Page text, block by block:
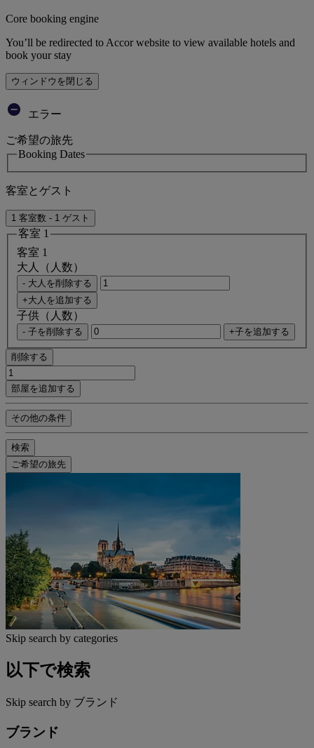
Core booking engine
You’ll be redirected to Accor website to view available hotels and
book your stay
ウィンドウを閉じる
エラー
ご希望の旅先
Booking Dates
客室とゲスト
1 客室数 - 1 ゲスト
客室 1
客室 1
大人（人数）
- 大人を削除する
+大人を追加する
子供（人数）
- 子を削除する +子を追加する
削除する
部屋を追加する
その他の条件
検索
ご希望の旅先
Skip search by categories
以下で検索
Skip search by ブランド
ブランド